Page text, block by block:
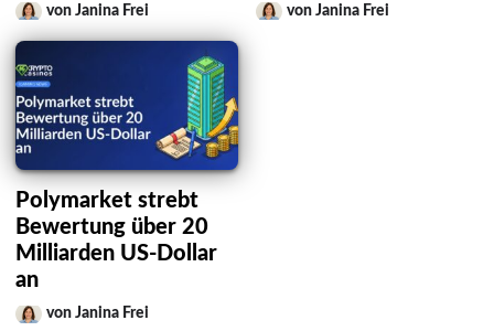
von Janina Frei von Janina Frei
Polymarket strebt
Bewertung über 20
Milliarden US-Dollar
an
von Janina Frei